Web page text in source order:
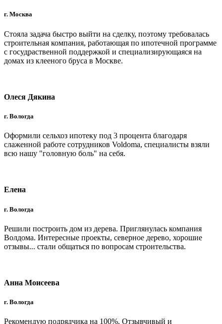
г. Москва
Стояла задача быстро выйти на сделку, поэтому требовалась
строительная компания, работающая по ипотечной программе
с госудраственной поддержкой и специализирующаяся на
домах из клееного бруса в Москве.
Олеся Дякина
г. Вологда
Оформили сельхоз ипотеку под 3 процента благодаря
слаженной работе сотрудников Voldoma, специалисты взяли
всю нашу "головную боль" на себя.
Елена
г. Вологда
Решили построить дом из дерева. Приглянулась компания
Волдома. Интересные проекты, северное дерево, хорошие
отзывы... стали общаться по вопросам строительства.
Анна Моисеева
г. Вологда
Рекомендую подрядчика на 100%. Отзывчивый и